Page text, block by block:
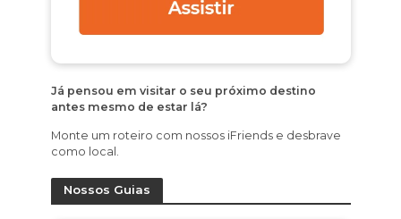
Já pensou em visitar o seu próximo destino
antes mesmo de estar lá?
Monte um roteiro com nossos iFriends e desbrave
como local.
Nossos Guias